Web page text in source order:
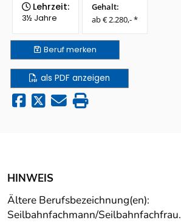
Lehrzeit:
3½ Jahre
Gehalt:
ab € 2.280,- *
Berufmerken
als PDF anzeigen
HINWEIS
Ältere Berufsbezeichnung(en):
Seilbahnfachmann/Seilbahnfachfrau.